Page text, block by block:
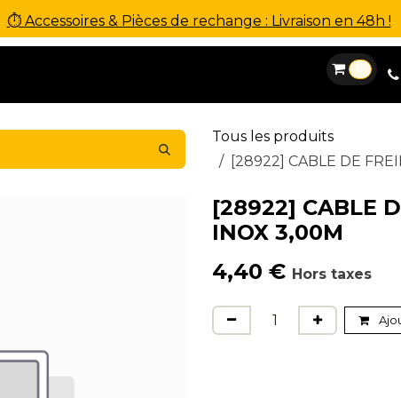
⏱ Accessoires & Pièces de rechange : Livraison en 48h !
0
Tous les produits
[28922] CABLE DE
[28922] CABLE
INOX 3,00M
4,40 € Hors taxes